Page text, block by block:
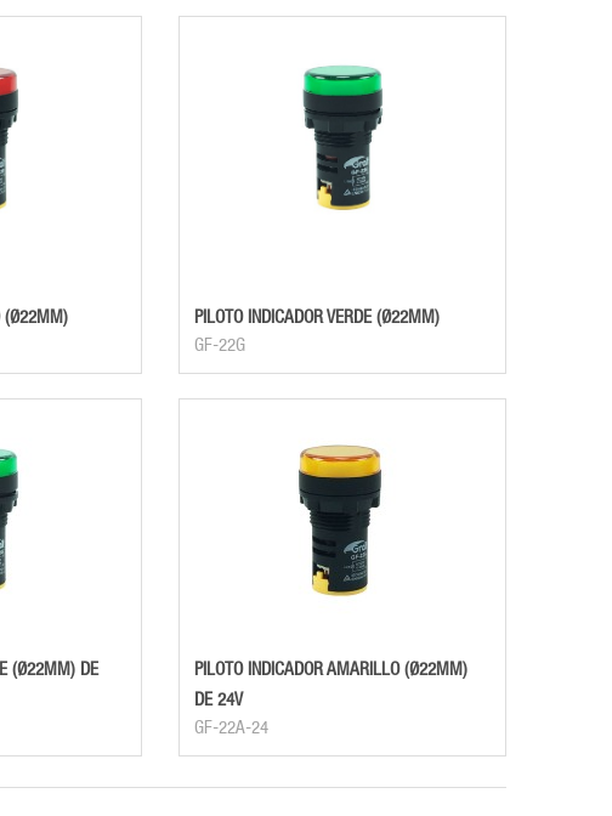
(Ø22MM)
PILOTO INDICADOR VERDE (Ø22MM)
GF-22G
(Ø22MM) DE
PILOTO INDICADOR AMARILLO (Ø22MM)
DE 24V
GF-22A-24